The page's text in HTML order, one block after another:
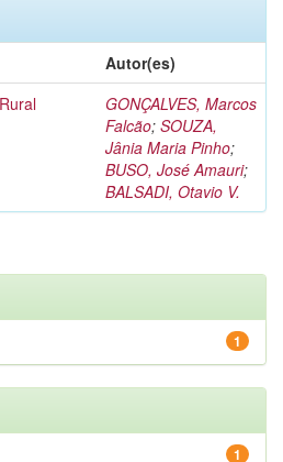
Autor(es)
GONÇALVES, Marcos
Falcão; SOUZA,
Jânia Maria Pinho;
BUSO, José Amauri;
BALSADI, Otavio V.
1
1